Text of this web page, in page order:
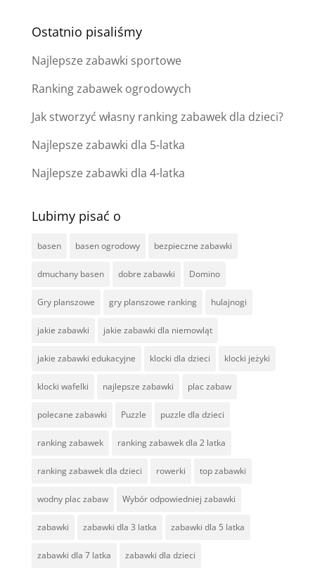
Ostatnio pisaliśmy
Najlepsze zabawki sportowe
Ranking zabawek ogrodowych
Jak stworzyć własny ranking zabawek dla dzieci?
Najlepsze zabawki dla 5-latka
Najlepsze zabawki dla 4-latka
Lubimy pisać o
basen basen ogrodowy bezpieczne zabawki
dmuchany basen dobre zabawki Domino
Gry planszowe gry planszowe ranking hulajnogi
jakie zabawki jakie zabawki dla niemowląt
jakie zabawki edukacyjne klocki dla dzieci klocki jeżyki
klocki wafelki najlepsze zabawki plac zabaw
polecane zabawki Puzzle puzzle dla dzieci
ranking zabawek ranking zabawek dla 2 latka
ranking zabawek dla dzieci rowerki top zabawki
wodny plac zabaw Wybór odpowiedniej zabawki
zabawki zabawki dla 3 latka zabawki dla 5 latka
zabawki dla 7 latka zabawki dla dzieci